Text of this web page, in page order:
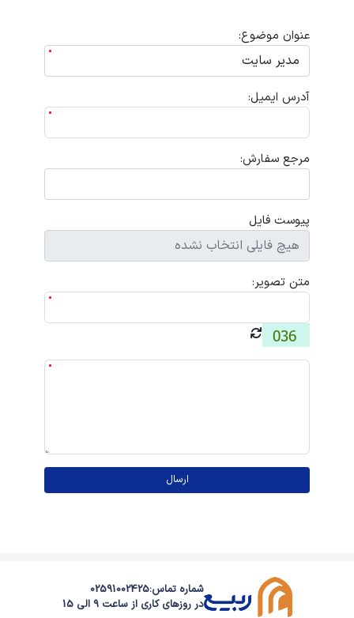
عنوان موضوع:
آدرس ایمیل:
مرجع سفارش:
پیوست فایل
متن تصویر:
ارسال
شماره تماس:02591002425
در روزهای کاری از ساعت 9 الی 15